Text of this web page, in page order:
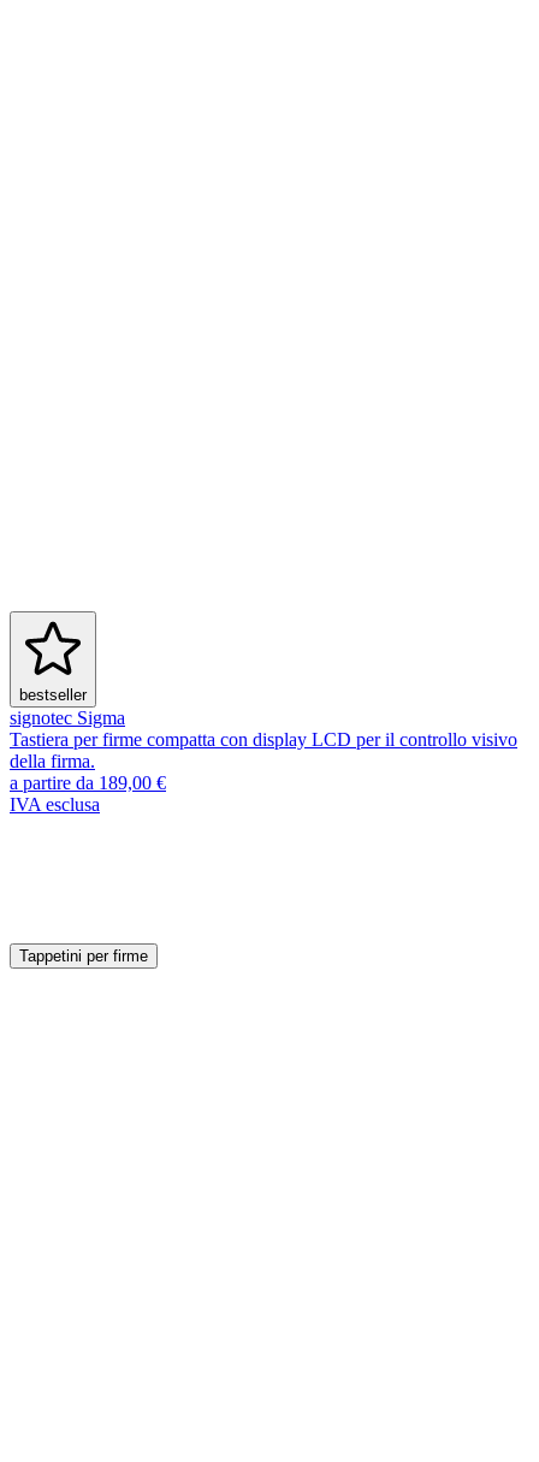
bestseller
signotec Sigma
Tastiera per firme compatta con display LCD per il controllo visivo
della firma.
a partire da 189,00 €
IVA esclusa
Scopri altri accessori
Tappetini per firme